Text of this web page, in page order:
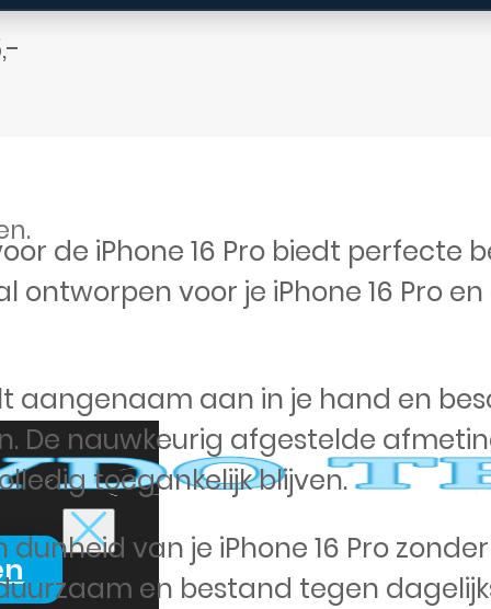
de iPhone 16 Pro biedt
ontworpen voor je iPhone 16 Pro
aangenaam aan in je hand en
De nauwkeurig afgestelde
toegankelijk blijven.
van je iPhone 16 Pro
en bestand tegen